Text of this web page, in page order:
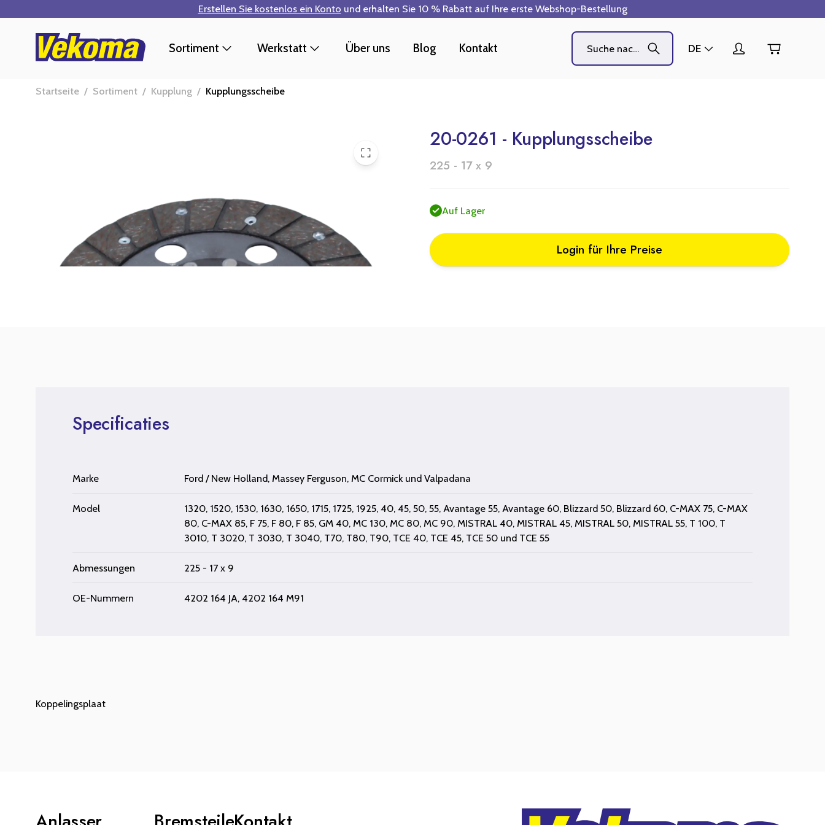
Erstellen Sie kostenlos ein Konto und erhalten Sie 10 % Rabatt auf Ihre erste Webshop-Bestellung
Sortiment Werkstatt Über uns Blog Kontakt DE
Startseite / Sortiment / Kupplung / Kupplungsscheibe
20-0261 - Kupplungsscheibe
225 - 17 x 9
Auf Lager
Login für Ihre Preise
Specificaties
Marke Ford / New Holland, Massey Ferguson, MC Cormick undValpadana
Model 1320, 1520, 1530, 1630, 1650, 1715, 1725, 1925,40,45,50,55, Avantage 55, Avantage 60, Blizzard 50, Blizzard 60, C-MAX 75, C-MAX
80, C-MAX 85, F 75, F 80, F 85, GM 40, MC 130, MC 80, MC 90, MISTRAL 40, MISTRAL 45, MISTRAL 50, MISTRAL 55, T 100, T
3010, T 3020, T 3030, T 3040, T70, T80, T90, TCE 40, TCE 45, TCE 50 und TCE 55
Abmessungen 225 - 17 x 9
OE-Nummern 4202 164 JA, 4202 164 M91
Koppelingsplaat